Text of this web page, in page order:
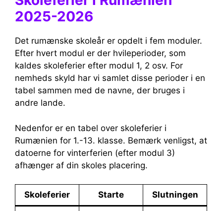
2025-2026
Det rumænske skoleår er opdelt i fem moduler.
Efter hvert modul er der hvileperioder, som
kaldes skoleferier efter modul 1, 2 osv. For
nemheds skyld har vi samlet disse perioder i en
tabel sammen med de navne, der bruges i
andre lande.
Nedenfor er en tabel over skoleferier i
Rumænien for 1.-13. klasse. Bemærk venligst, at
datoerne for vinterferien (efter modul 3)
afhænger af din skoles placering.
Skoleferier Starte Slutningen